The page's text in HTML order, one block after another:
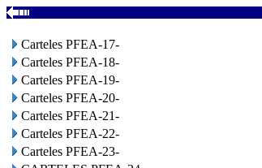
Carteles PFEA-17-
Carteles PFEA-18-
Carteles PFEA-19-
Carteles PFEA-20-
Carteles PFEA-21-
Carteles PFEA-22-
Carteles PFEA-23-